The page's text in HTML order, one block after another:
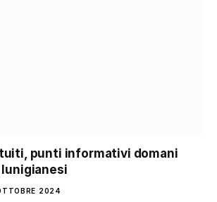
punti informativi domani
2024